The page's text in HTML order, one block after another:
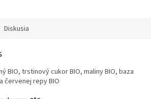
Diskusia
BIO, trstinový cukor BIO, maliny BIO, baza
červenej repy BIO